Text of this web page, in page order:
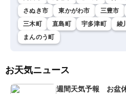
さぬき市
東かがわ市 三豊市
三木町
直島町 宇多津町 綾
まんのう町
お天気ニュース
週間天気予報 お盆